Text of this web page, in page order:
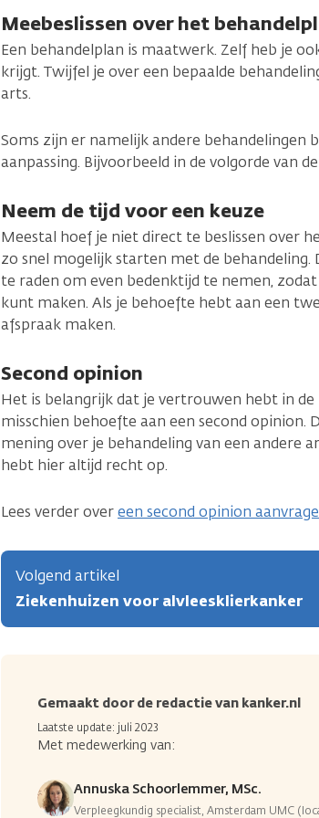
Meebeslissen over het
Een behandelplan is maatwerk. Zelf heb je
krijgt. Twijfel je over een bepaalde
arts.
Soms zijn er namelijk andere behandelingen
aanpassing. Bijvoorbeeld in de volgorde van
Neem de tijd voor een keuze
Meestal hoef je niet direct te beslissen over
zo snel mogelijk starten met de behandeling.
te raden om even bedenktijd te nemen,
kunt maken. Als je behoefte hebt aan een
afspraak maken.
Second opinion
Het is belangrijk dat je vertrouwen hebt in
misschien behoefte aan een second opinion.
mening over je behandeling van een andere
hebt hier altijd recht op.
Lees verder overeen second opinion
Volgend artikel
Ziekenhuizen voor alvleesklierkanker
Gemaakt door de redactie van kanker.nl
Laatste update: juli 2023
Met medewerking van:
Annuska Schoorlemmer, MSc.
Verpleegkundig specialist, Amsterdam UMC